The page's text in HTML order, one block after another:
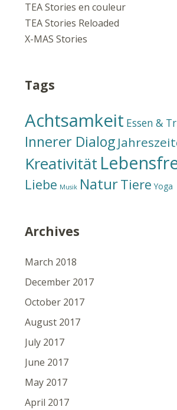
TEA Stories en couleur
TEA Stories Reloaded
X-MAS Stories
Tags
Achtsamkeit Essen &
Innerer Dialog
Kreativität
Liebe Musik NaturTiere Yoga
Archives
March 2018
December 2017
October 2017
August 2017
July 2017
June 2017
May 2017
April 2017